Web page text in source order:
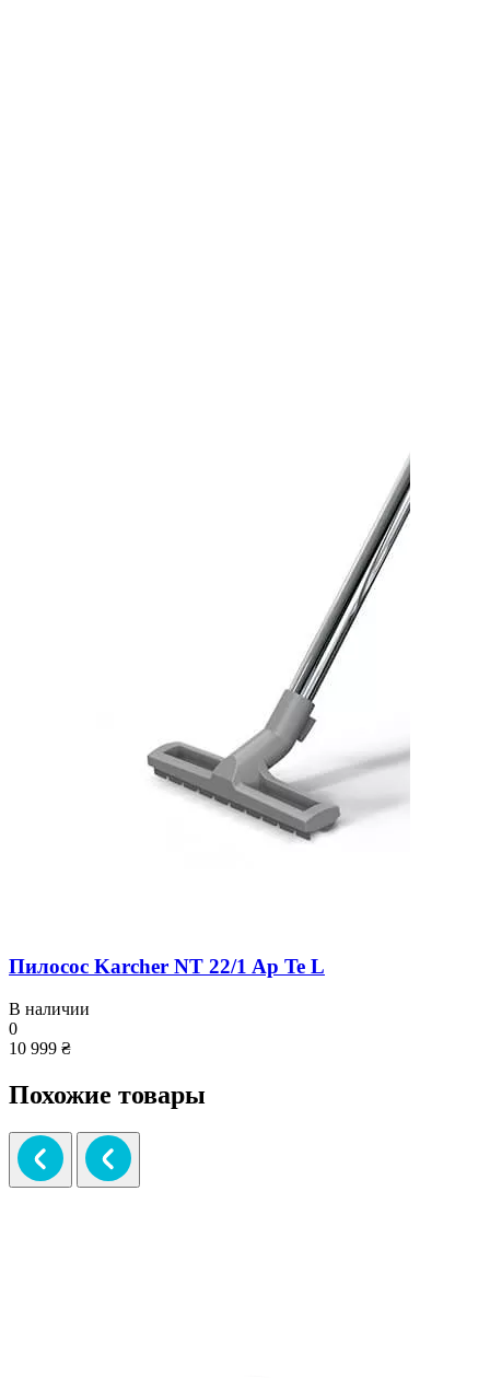
Пилосос Karcher NT 22/1 Ap Te L
В наличии
0
10 999 ₴
Похожие товары